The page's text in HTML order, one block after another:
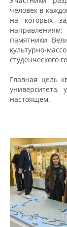
человек в
на которых
памятники
культурно-
студенческого
Главная цель
настоящем.